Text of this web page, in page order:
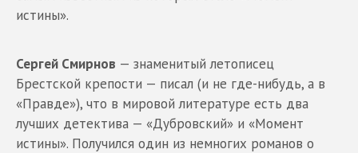
истины».
Сергей Смирнов — знаменитый летописец
Брестской крепости — писал (и не где-нибудь, а в
«Правде»), что в мировой литературе есть два
лучших детектива — «Дубровский» и «Момент
истины». Получился один из немногих романов о